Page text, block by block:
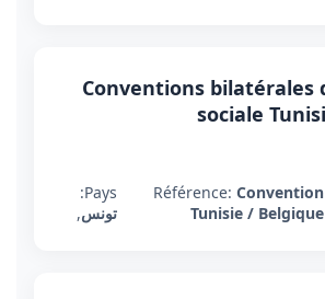
Conventions bilatérales
sociale
Référence:Convention
Tunisie / Belgique
Pays:
تونس,